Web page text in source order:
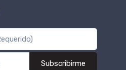
Subscribirme